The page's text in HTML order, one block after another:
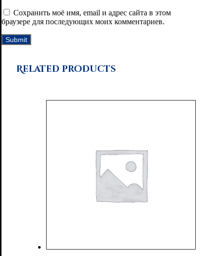
Сохранить моё имя, email и адрес сайта в этом
браузере для последующих моих комментариев.
Related products